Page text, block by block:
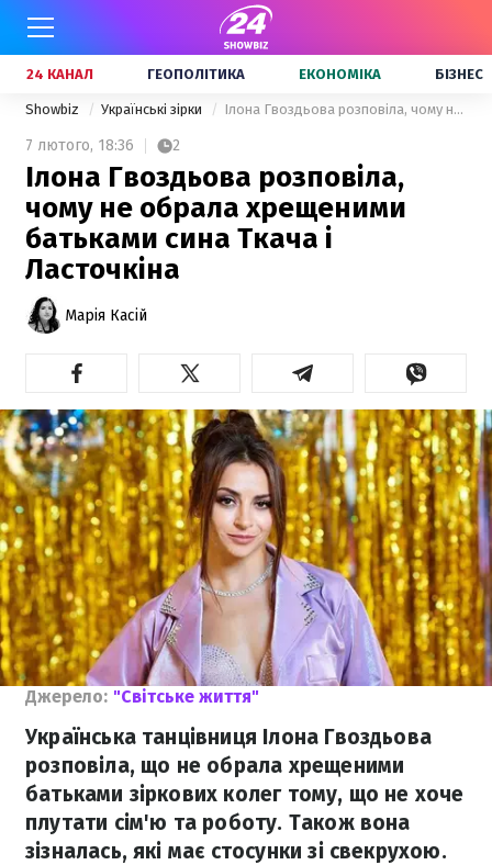
24 КАНАЛ ГЕОПОЛІТИКА ЕКОНОМІКА БІЗНЕС
Showbiz Українські зірки Ілона Гвоздьова розповіла, чому не обрала хрещеними батьками сина Ткача і Ласточкіна
7 лютого, 18:36 2
Ілона Гвоздьова розповіла,
чому не обрала хрещеними
батьками сина Ткача і
Ласточкіна
Марія Касій
Джерело: "Світське життя"
Українська танцівниця Ілона Гвоздьова
розповіла, що не обрала хрещеними
батьками зіркових колег тому, що не хоче
плутати сім'ю та роботу. Також вона
зізналась, які має стосунки зі свекрухою.